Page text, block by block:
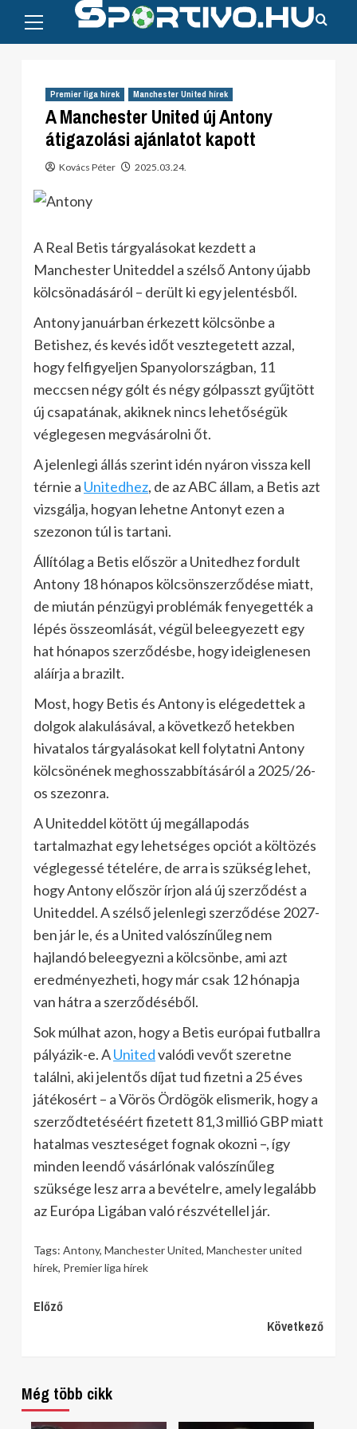
content
Menu
Premier liga hírek Manchester United hírek
A Manchester United új Antony
átigazolási ajánlatot kapott
Kovács Péter 2025.03.24.
A Real Betis tárgyalásokat kezdett a
Manchester Uniteddel a szélső Antony újabb
kölcsönadásáról – derült ki egy jelentésből.
Antony januárban érkezett kölcsönbe a
Betishez, és kevés időt vesztegetett azzal,
hogy felfigyeljen Spanyolországban, 11
meccsen négy gólt és négy gólpasszt gyűjtött
új csapatának, akiknek nincs lehetőségük
véglegesen megvásárolni őt.
A jelenlegi állás szerint idén nyáron vissza kell
térnie a Unitedhez, de az ABC állam, a Betis azt
vizsgálja, hogyan lehetne Antonyt ezen a
szezonon túl is tartani.
Állítólag a Betis először a Unitedhez fordult
Antony 18 hónapos kölcsönszerződése miatt,
de miután pénzügyi problémák fenyegették a
lépés összeomlását, végül beleegyezett egy
hat hónapos szerződésbe, hogy ideiglenesen
aláírja a brazilt.
Most, hogy Betis és Antony is elégedettek a
dolgok alakulásával, a következő hetekben
hivatalos tárgyalásokat kell folytatni Antony
kölcsönének meghosszabbításáról a 2025/26-
os szezonra.
A Uniteddel kötött új megállapodás
tartalmazhat egy lehetséges opciót a költözés
véglegessé tételére, de arra is szükség lehet,
hogy Antony először írjon alá új szerződést a
Uniteddel. A szélső jelenlegi szerződése 2027-
ben jár le, és a United valószínűleg nem
hajlandó beleegyezni a kölcsönbe, ami azt
eredményezheti, hogy már csak 12 hónapja
van hátra a szerződéséből.
Sok múlhat azon, hogy a Betis európai futballra
pályázik-e. AUnitedvalódi vevőt szeretne
találni, aki jelentős díjat tud fizetni a 25 éves
játékosért – a Vörös Ördögök elismerik, hogy a
szerződtetéséért fizetett 81,3 millió GBP miatt
hatalmas veszteséget fognak okozni –, így
minden leendő vásárlónak valószínűleg
szüksége lesz arra a bevételre, amely legalább
az Európa Ligában való részvétellel jár.
Tags: Antony, Manchester United, Manchester united
hírek, Premier liga hírek
Continue
Előző
Következő
Még több cikk